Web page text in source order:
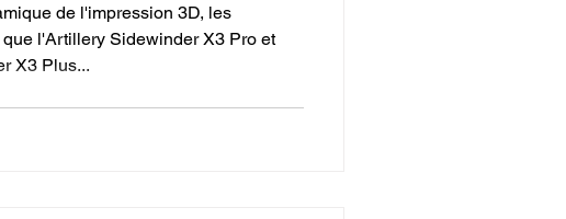
de l'impression 3D, les
l'Artillery Sidewinder X3 Pro et
X3 Plus...